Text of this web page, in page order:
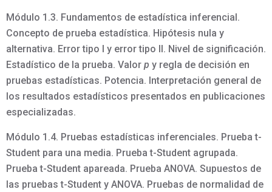
Módulo 1.3. Fundamentos de estadística inferencial.
Concepto de prueba estadística. Hipótesis nula y
alternativa. Error tipo I y error tipo II. Nivel de significación.
Estadístico de la prueba. Valor p y regla de decisión en
pruebas estadísticas. Potencia. Interpretación general de
los resultados estadísticos presentados en publicaciones
especializadas.
Módulo 1.4. Pruebas estadísticas inferenciales. Prueba t-
Student para una media. Prueba t-Student agrupada.
Prueba t-Student apareada. Prueba ANOVA. Supuestos de
las pruebas t-Student y ANOVA. Pruebas de normalidad de